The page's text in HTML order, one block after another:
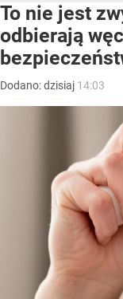
To nie jest
odbierają
Dodano:dzisiaj 14:03